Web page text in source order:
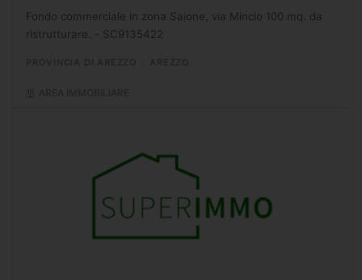
Fondo commerciale in zona Saione, via Mincio 100 mq. da
ristrutturare. - SC9135422